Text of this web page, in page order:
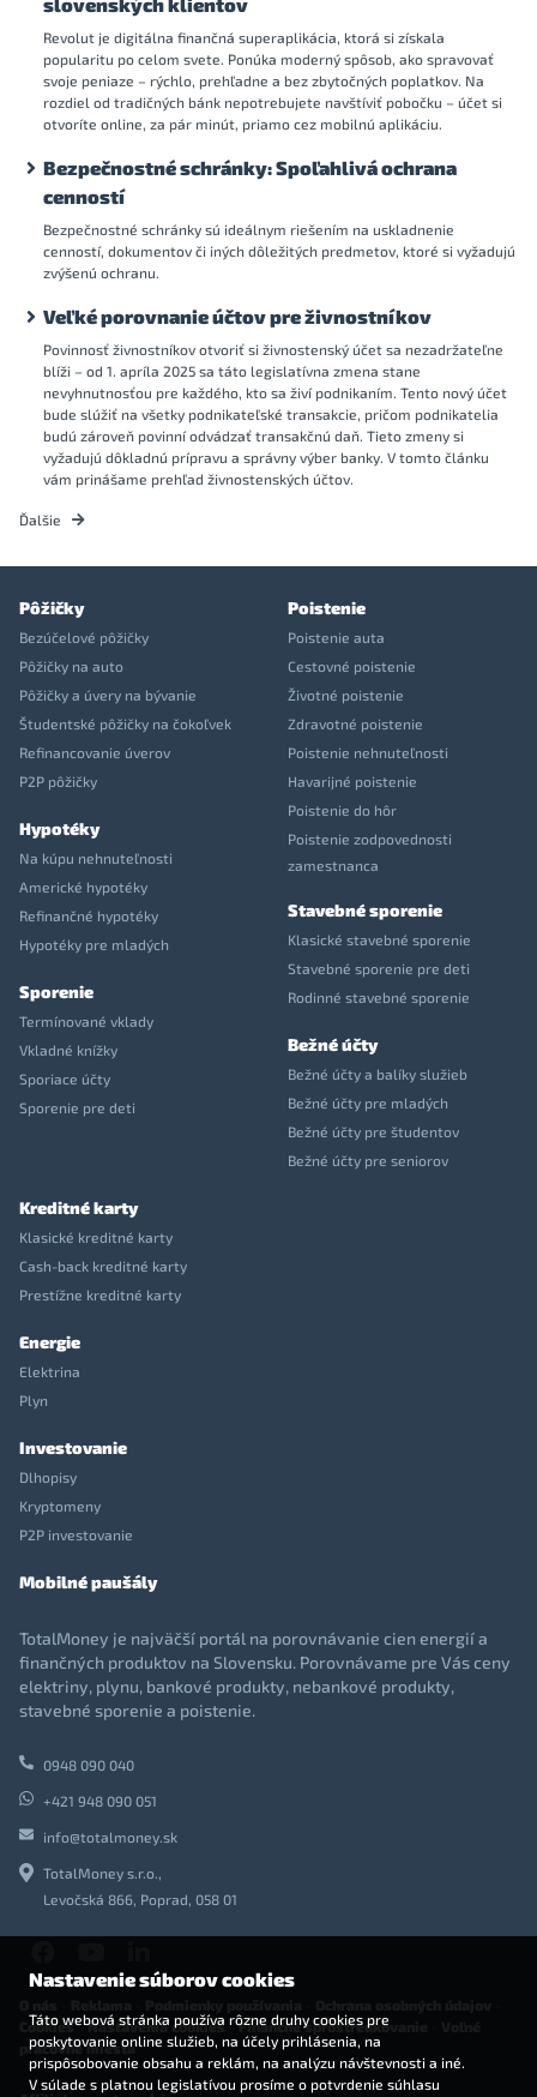
Revolut je digitálna finančná superaplikácia, ktorá si získala
popularitu po celom svete. Ponúka moderný spôsob, ako spravovať
svoje peniaze – rýchlo, prehľadne a bez zbytočných poplatkov. Na
rozdiel od tradičných bánk nepotrebujete navštíviť pobočku – účet si
otvoríte online, za pár minút, priamo cez mobilnú aplikáciu.
Bezpečnostné schránky: Spoľahlivá ochrana
cenností
Bezpečnostné schránky sú ideálnym riešením na uskladnenie
cenností, dokumentov či iných dôležitých predmetov, ktoré si vyžadujú
zvýšenú ochranu.
Veľké porovnanie účtov pre živnostníkov
Povinnosť živnostníkov otvoriť si živnostenský účet sa nezadržateľne
blíži – od 1. apríla 2025 sa táto legislatívna zmena stane
nevyhnutnosťou pre každého, kto sa živí podnikaním. Tento nový účet
bude slúžiť na všetky podnikateľské transakcie, pričom podnikatelia
budú zároveň povinní odvádzať transakčnú daň. Tieto zmeny si
vyžadujú dôkladnú prípravu a správny výber banky. V tomto článku
vám prinášame prehľad živnostenských účtov.
Ďalšie
Pôžičky
Bezúčelové pôžičky
Pôžičky na auto
Pôžičky a úvery na bývanie
Študentské pôžičky na čokoľvek
Refinancovanie úverov
P2P pôžičky
Hypotéky
Na kúpu nehnuteľnosti
Americké hypotéky
Refinančné hypotéky
Hypotéky pre mladých
Sporenie
Termínované vklady
Vkladné knížky
Sporiace účty
Sporenie pre deti
Poistenie
Poistenie auta
Cestovné poistenie
Životné poistenie
Zdravotné poistenie
Poistenie nehnuteľnosti
Havarijné poistenie
Poistenie do hôr
Poistenie zodpovednosti
zamestnanca
Stavebné sporenie
Klasické stavebné sporenie
Stavebné sporenie pre deti
Rodinné stavebné sporenie
Bežné účty
Bežné účty a balíky služieb
Bežné účty pre mladých
Bežné účty pre študentov
Bežné účty pre seniorov
Kreditné karty
Klasické kreditné karty
Cash-back kreditné karty
Prestížne kreditné karty
Energie
Elektrina
Plyn
Investovanie
Dlhopisy
Kryptomeny
P2P investovanie
Mobilné paušály
TotalMoney je najväčší portál na porovnávanie cien energií a
finančných produktov na Slovensku. Porovnávame pre Vás ceny
elektriny, plynu, bankové produkty, nebankové produkty,
stavebné sporenie a poistenie.
0948 090 040
+421 948 090 051
info@totalmoney.sk
TotalMoney s.r.o.,
Levočská 866, Poprad, 058 01
Cookies-Nastavenia cookies -Finančné sprostredkovanie
pracovné miesta
Nastavenie súborov cookies
Táto webová stránka používa rôzne druhy cookies pre
poskytovanie online služieb, na účely prihlásenia, na
prispôsobovanie obsahu a reklám, na analýzu návštevnosti a iné.
V súlade s platnou legislatívou prosíme o potvrdenie súhlasu